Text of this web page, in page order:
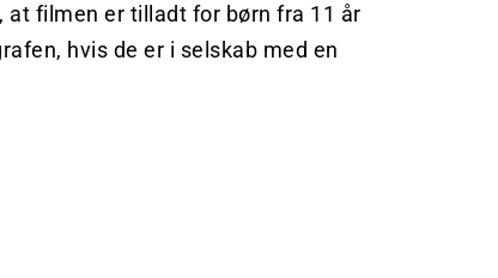
at filmen er tilladt for børn fra 11 år
hvis de er i selskab med en